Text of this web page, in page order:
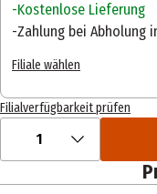
Kostenlose Lieferung
Zahlung bei Abholung
Filiale wählen
Filialverfügbarkeit prüfen
1